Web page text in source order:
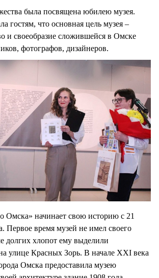
была посвящена юбилею музея.
гостям, что основная цель музея –
и своеобразие сложившейся в Омске
фотографов, дизайнеров.
Омска» начинает свою историю с 21
Первое время музей не имел своего
долгих хлопот ему выделили
улице Красных Зорь. В начале XXI века
Омска предоставила музею